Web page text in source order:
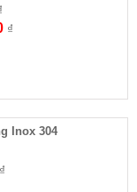
₫
Inox 304